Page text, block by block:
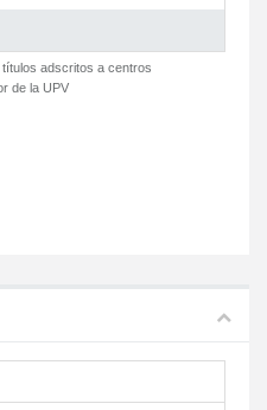
adscritos a centros
de la UPV